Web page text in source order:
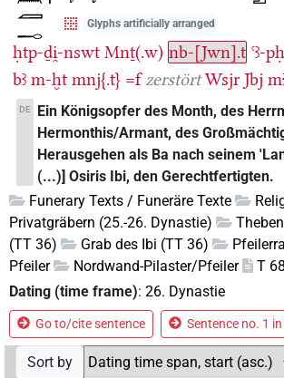
Glyphs artificially arranged
ḥtp-ḏi̯-nswt Mnṯ(.w) nb-[Jwn].t ꜥꜣ-
bꜣ m-ḫt mnj{.t} =f zerstört Wsjr Jbj
DE
Ein Königsopfer des Month, des
Hermonthis/Armant, des
Herausgehen als Ba nach seinem
(...)] Osiris Ibi, den Gerechtfertigten.
Funerary Texts / Funeräre Texte
Privatgräbern (25.-26. Dynastie)
Theben
(TT 36)
Grab des Ibi (TT 36)
Pfeiler
Nordwand-Pilaster/Pfeiler
T
Dating (time frame): 26. Dynastie
Go to/cite sentence Sentence no. 1
Sort by